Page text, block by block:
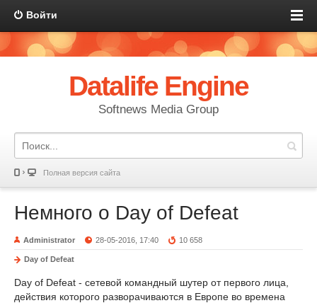
Войти
Datalife Engine
Softnews Media Group
Полная версия сайта
Немного о Day of Defeat
Administrator 28-05-2016, 17:40 10 658
Day of Defeat
Day of Defeat - сетевой командный шутер от первого лица,
действия которого разворачиваются в Европе во времена